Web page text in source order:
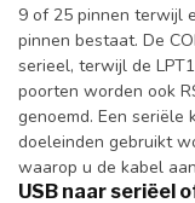
9 of 25 pinnen terwijl
pinnen bestaat. De
serieel, terwijl de
poorten worden ook
genoemd. Een
doeleinden gebruikt
waarop u de kabel
USB naar seriëel